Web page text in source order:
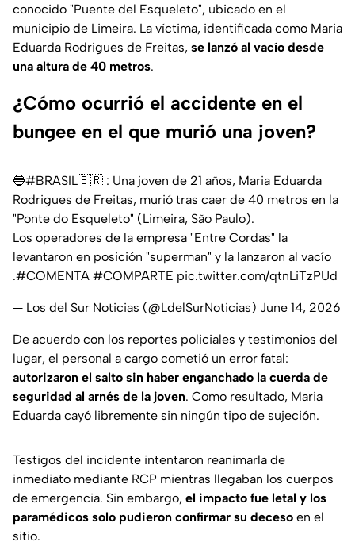
conocido "Puente del Esqueleto", ubicado en el
municipio de Limeira. La víctima, identificada como Maria
Eduarda Rodrigues de Freitas, se lanzó al vacío desde
una altura de 40 metros.
¿Cómo ocurrió el accidente en el
bungee en el que murió una joven?
🔵#BRASIL🇧🇷 : Una joven de 21 años, Maria Eduarda
Rodrigues de Freitas, murió tras caer de 40 metros en la
"Ponte do Esqueleto" (Limeira, São Paulo).
Los operadores de la empresa "Entre Cordas" la
levantaron en posición "superman" y la lanzaron al vacío
.#COMENTA #COMPARTE pic.twitter.com/qtnLiTzPUd
— Los del Sur Noticias (@LdelSurNoticias) June 14, 2026
De acuerdo con los reportes policiales y testimonios del
lugar, el personal a cargo cometió un error fatal:
autorizaron el salto sin haber enganchado la cuerda de
seguridad al arnés de la joven. Como resultado, Maria
Eduarda cayó libremente sin ningún tipo de sujeción.
Testigos del incidente intentaron reanimarla de
inmediato mediante RCP mientras llegaban los cuerpos
de emergencia. Sin embargo, el impacto fue letal y los
paramédicos solo pudieron confirmar su deceso en el
sitio.